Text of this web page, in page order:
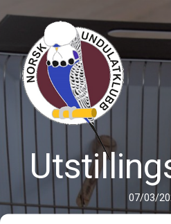
07/03/